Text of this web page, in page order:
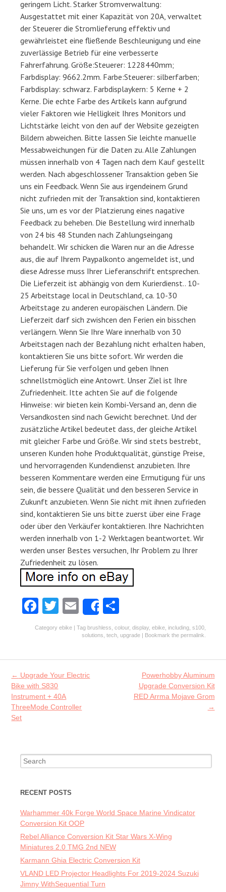
geringem Licht. Starker Stromverwaltung:
Ausgestattet mit einer Kapazität von 20A, verwaltet
der Steuerer die Stromlieferung effektiv und
gewährleistet eine fließende Beschleunigung und eine
zuverlässige Betrieb für eine verbesserte
Fahrerfahrung. Größe:Steuerer: 1228440mm;
Farbdisplay: 9662.2mm. Farbe:Steuerer: silberfarben;
Farbdisplay: schwarz. Farbdisplaykern: 5 Kerne + 2
Kerne. Die echte Farbe des Artikels kann aufgrund
vieler Faktoren wie Helligkeit Ihres Monitors und
Lichtstärke leicht von den auf der Website gezeigten
Bildern abweichen. Bitte lassen Sie leichte manuelle
Messabweichungen für die Daten zu. Alle Zahlungen
müssen innerhalb von 4 Tagen nach dem Kauf gestellt
werden. Nach abgeschlossener Transaktion geben Sie
uns ein Feedback. Wenn Sie aus irgendeinem Grund
nicht zufrieden mit der Transaktion sind, kontaktieren
Sie uns, um es vor der Platzierung eines nagative
Feedback zu beheben. Die Bestellung wird innerhalb
von 24 bis 48 Stunden nach Zahlungseingang
behandelt. Wir schicken die Waren nur an die Adresse
aus, die auf Ihrem Paypalkonto angemeldet ist, und
diese Adresse muss Ihrer Lieferanschrift entsprechen.
Die Lieferzeit ist abhängig von dem Kurierdienst.. 10-
25 Arbeitstage local in Deutschland, ca. 10-30
Arbeitstage zu anderen europäischen Ländern. Die
Lieferzeit darf sich zwishcen den Ferien ein bisschen
verlängern. Wenn Sie Ihre Ware innerhalb von 30
Arbeitstagen nach der Bezahlung nicht erhalten haben,
kontaktieren Sie uns bitte sofort. Wir werden die
Lieferung für Sie verfolgen und geben Ihnen
schnellstmöglich eine Antowrt. Unser Ziel ist Ihre
Zufriedenheit. Itte achten Sie auf die folgende
Hinweise: wir bieten kein Kombi-Versand an, denn die
Versandkosten sind nach Gewicht berechnet. Und der
zusätzliche Artikel bedeutet dass, der gleiche Artikel
mit gleicher Farbe und Größe. Wir sind stets bestrebt,
unseren Kunden hohe Produktqualität, günstige Preise,
und hervorragenden Kundendienst anzubieten. Ihre
besseren Kommentare werden eine Ermutigung für uns
sein, die bessere Qualität und den besseren Service in
Zukunft anzubieten. Wenn Sie nicht mit ihnen zufrieden
sind, kontaktieren Sie uns bitte zuerst über eine Frage
oder über den Verkäufer kontaktieren. Ihre Nachrichten
werden innerhalb von 1-2 Werktagen beantwortet. Wir
werden unser Bestes versuchen, Ihr Problem zu Ihrer
Zufriedenheit zu lösen.
Fa
ce
o
o
k
T
w
er
E
m
ai
l
Share
ha
re
Category ebike | Tag brushless colour, display, ebike including s100
solutions tech upgrade | Bookmark the permalink
Post navigation
← Upgrade Your Electric
Bike with S830
Instrument + 40A
ThreeMode Controller
Set
Powerhobby Aluminum
Upgrade Conversion Kit
RED Arrma Mojave Grom
→
Search for:
RECENT POSTS
Warhammer 40k Forge World Space Marine Vindicator
Conversion Kit OOP
Rebel Alliance Conversion Kit Star Wars X-Wing
Miniatures 2.0 TMG 2nd NEW
Karmann Ghia Electric Conversion Kit
VLAND LED Projector Headlights For 2019-2024 Suzuki
Jimny WithSequential Turn